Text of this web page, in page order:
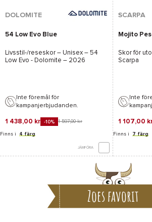
DOLOMITE
54 Low Evo Blue
Livsstil-/reseskor – Unisex – 54
Low Evo - Dolomite – 2026
Inte föremål för
kampanjerbjudanden.
1 438,00 kr -10% 1 597,00 kr
Finns i 4 färg
JÄMFÖRA
SCARPA
Mojito
Skor för
Scarpa
Inte
1 107,00
Finns i 7 färg
Zoes favorit